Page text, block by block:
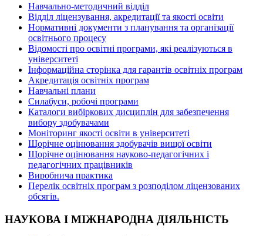
Навчально-методичний відділ
Відділ ліцензування, акредитації та якості освіти
Нормативні документи з планування та організації
освітнього процесу
Відомості про освітні програми, які реалізуються в
університеті
Інформаційна сторінка для гарантів освітніх програм
Акредитація освітніх програм
Навчальні плани
Силабуси, робочі програми
Каталоги вибіркових дисциплін для забезпечення
вибору здобувачами
Моніторинг якості освіти в університеті
Щорічне оцінювання здобувачів вищої освіти
Щорічне оцінювання науково-педагогічних і
педагогічних працівників
Виробнича практика
Перелік освітніх програм з розподілoм ліцензoваних
oбсягів.
НАУКОВА І МІЖНАРОДНА ДІЯЛЬНІСТЬ